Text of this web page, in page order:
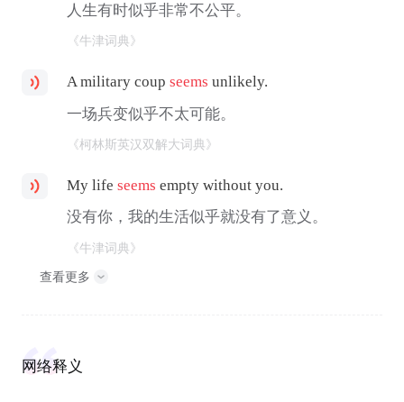
人生有时似乎非常不公平。
《牛津词典》
A military coupseems unlikely.
一场兵变似乎不太可能。
《柯林斯英汉双解大词典》
My lifeseems empty without you.
没有你，我的生活似乎就没有了意义。
《牛津词典》
查看更多
网络释义